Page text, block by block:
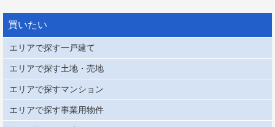
買いたい
エリアで探す一戸建て
エリアで探す土地・売地
エリアで探すマンション
エリアで探す事業用物件